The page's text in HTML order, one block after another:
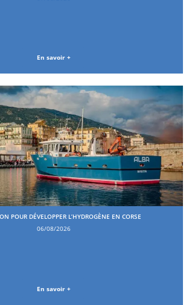
En savoir +
POUR DÉVELOPPER L’HYDROGÈNE EN CORSE
06/08/2026
En savoir +